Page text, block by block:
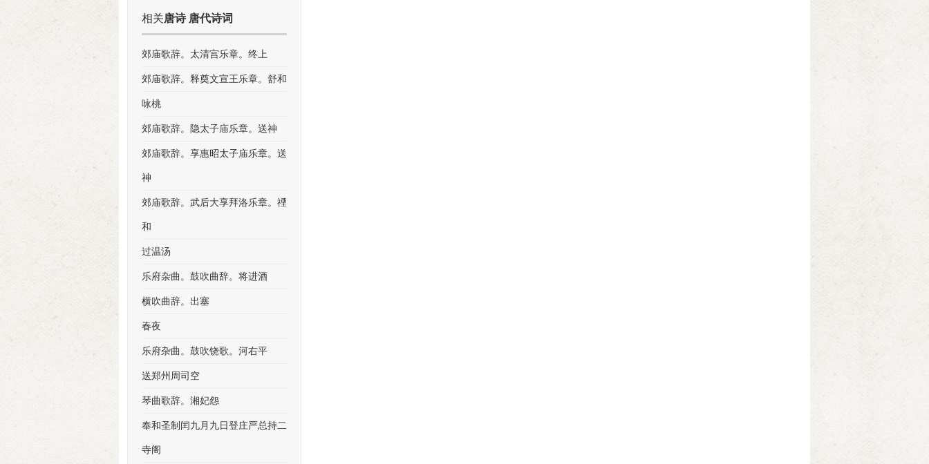
相关唐诗 唐代诗词
郊庙歌辞。太清宫乐章。终上
郊庙歌辞。释奠文宣王乐章。舒和
咏桃
郊庙歌辞。隐太子庙乐章。送神
郊庙歌辞。享惠昭太子庙乐章。送
神
郊庙歌辞。武后大享拜洛乐章。禋
和
过温汤
乐府杂曲。鼓吹曲辞。将进酒
横吹曲辞。出塞
春夜
乐府杂曲。鼓吹铙歌。河右平
送郑州周司空
琴曲歌辞。湘妃怨
奉和圣制闰九月九日登庄严总持二
寺阁